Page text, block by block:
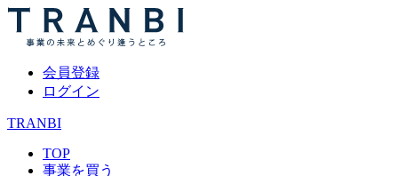
会員登録
ログイン
TRANBI
TOP
事業を買う